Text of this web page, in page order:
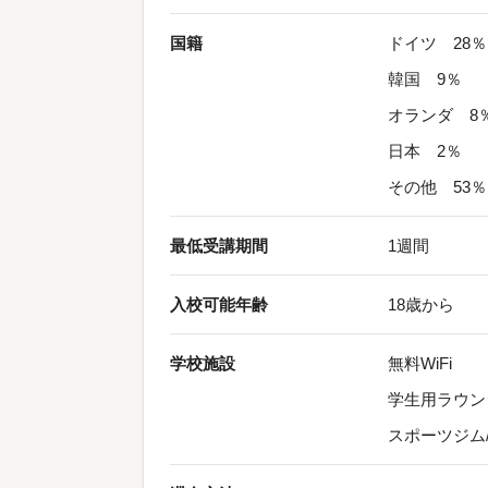
国籍
ドイツ 28％
韓国 9％
オランダ 8
日本 2％
その他 53％
最低受講期間 1週間
入校可能年齢 18歳から
学校施設
無料WiFi
学生用ラウン
スポーツジ